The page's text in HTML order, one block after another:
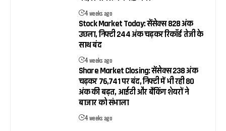
4 weeks ago
Stock Market Today: सेंसेक्स 828 अंक
उछला, निफ्टी 244 अंक चढ़कर रिकॉर्ड तेजी के
साथ बंद
4 weeks ago
Share Market Closing: सेंसेक्स 238 अंक
चढ़कर 76,741 पर बंद, निफ्टी में भी रही 80
अंक की बढ़त, आईटी और बैंकिंग शेयरों ने
बाजार को संभाला
4 weeks ago